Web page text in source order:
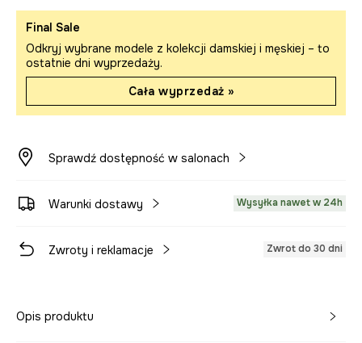
Final Sale
Odkryj wybrane modele z kolekcji damskiej i męskiej – to
ostatnie dni wyprzedaży.
Cała wyprzedaż »
Sprawdź dostępność w salonach
Warunki dostawy Wysyłka nawet w 24h
Zwroty i reklamacje Zwrot do 30 dni
Opis produktu